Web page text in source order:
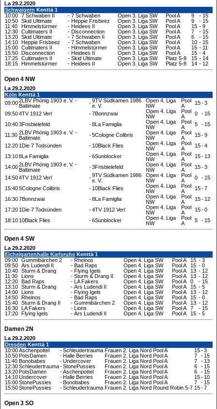
La 29.2.2020
Schwaigern Kenttä 1
10:00 7 Schwaben II - 7 Schwaben Open 3. Liga SW Pool A 9 - 15
10:50 Skid Ultimate - Heppie Frisbeez Open 3. Liga SW Pool A 9 - 15
11:40
Himmelstürmer - Heidees II Open 3. Liga SW Pool A 15 - 9
12:30 Cultimaters II - Disconnection Open 3. Liga SW Pool A 7 - 15
13:20 Skid Ultimate - 7 Schwaben II Open 3. Liga SW Pool A 6 - 15
14:10 Heppie Frisbeez - 7 Schwaben Open 3. Liga SW Pool A 10 - 15
15:00 Cultimaters II - Himmelstürmer Open 3. Liga SW Pool A 15 - 11
15:50 Disconnection - Heidees II Open 3. Liga SW Pool A 15 - 4
17:25 Cultimaters II - Skid Ultimate Open 3. Liga SW Platz 5-8 15 - 14
18:15 Himmelstürmer - Heidees II Open 3. Liga SW Platz 5-8 14 - 12
Open 4 NW
La 29.2.2020
Köln Kenttä 1
09:002LBV Phönig 1903 e. V. -
Baltimate
-9TV Südkamen 1986
e. V.
Open 4. Liga
NW
Pool
A
15-3
09:504TV 1912 Verl -7Bonnzwai
Open 4. Liga
NW
Pool
A
0 - 15
10:403Frisbielefeld -8La Famiglia
Open 4. Liga
NW
Pool
A
5 - 15
11:30 2LBV Phönig 1903 e. V. -
Baltimate
-5Cologne Colibris
Open 4. Liga
NW
Pool
A
15-9
12:20 1Die 7 Todsünden - 10Black Flies
Open 4. Liga
NW
Pool
A
15-4
13:108La Famiglia -6Sunblocker
Open 4. Liga
NW
Pool
A
15- 13
14:002LBV Phönig 1903 e. V. -
Baltimate
-3Frisbielefeld
Open 4. Liga
NW
Pool
A
15-3
14:504TV 1912 Verl -9TV Südkamen 1986
e. V.
Open 4. Liga
NW
Pool
A
0 - 15
15:405Cologne Colibris - 10Black Flies
Open 4. Liga
NW
Pool
A
15-7
16:307Bonnzwai -8La Famiglia
Open 4. Liga
NW
Pool
A
15- 12
17:20 1Die 7 Todsünden -4TV 1912 Verl
Open 4. Liga
NW
Pool
A
15-0
18:10 10Black Flies -6Sunblocker
Open 4. Liga
NW
Pool
A
5 - 15
Open 4 SW
La 29.2.2020
Eichelgartenhalle Karlsruhe Kenttä 1
09:00 Gummibärchen 2 - Rheinos Open 4. Liga SW Pool A 15 - 3
09:50 Ars Ludendi II - Bad Raps Open 4. Liga SW Pool A 15 - 0
10:40 Sturm & Drang - Flying Igels Open 4. Liga SW Pool A 13 - 12
11:30
Lions - Sturm & Drang II Open 4. Liga SW Pool A 13 - 12
12:20 Bad Raps - LA Fakers Open 4. Liga SW Pool A 0 - 15
13:10 Sturm & Drang - Ars Ludendi II Open 4. Liga SW Pool A 15 - 5
14:00 Lions - Flying Igels Open 4. Liga SW Pool A 13 - 12
14:50 Rheinos - Bad Raps Open 4. Liga SW Pool A 15 - 0
15:40 Sturm & Drang II - Gummibärchen 2 Open 4. Liga SW Pool A 13 - 12
16:30 LA Fakers - Lions Open 4. Liga SW Pool A 7 - 15
17:20 Flying Igels - Ars Ludendi II Open 4. Liga SW Pool A 15 - 5
Damen 2N
La 29.2.2020
Dresden Kenttä 1
10:00Aschenpottel -Schleudertrauma Frauen 2. Liga Nord Pool A 15-3
10:50PotsDamen -Halle Berries Frauen 2. Liga Nord Pool A 7 - 15
11:40 Bonobabes -Undercover Frauen 2. Liga Nord Pool A 7 - 13
12:30Schleudertrauma-StonePussies Frauen 2. Liga Nord Pool A 6 - 15
13:20PotsDamen -Aschenpottel Frauen 2. Liga Nord Pool A 6 - 15
14:10Undercover -Halle Berries Frauen 2. Liga Nord Pool A 15- 10
15:00StonePussies -Bonobabes Frauen 2. Liga Nord Pool A 7 - 15
15:50StonePussies -Schleudertrauma Frauen 2. Liga Nord Round Robin 5-7 15-7
Open 3 SO